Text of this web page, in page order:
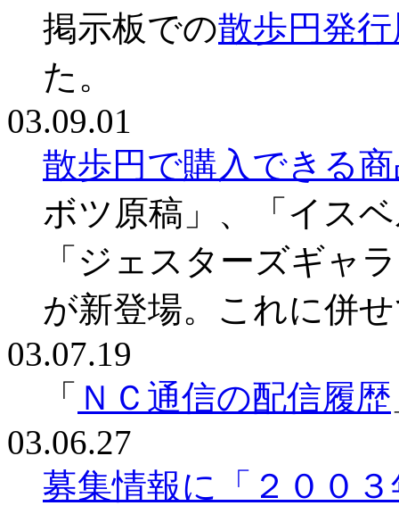
掲示板での散歩円発
た。
03.09.01
散歩円で購入できる
ボツ原稿」、「イス
「ジェスターズギャ
が新登場。これに併
03.07.19
「 ＮＣ通信の配信履歴
03.06.27
募集情報に「２００